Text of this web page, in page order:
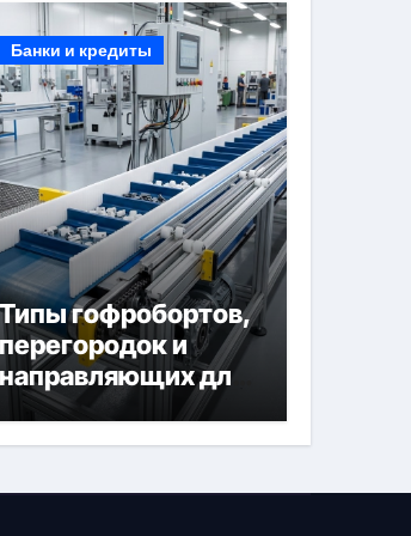
Банки и кредиты
Типы гофробортов,
перегородок и
направляющих для
конвейерных лент